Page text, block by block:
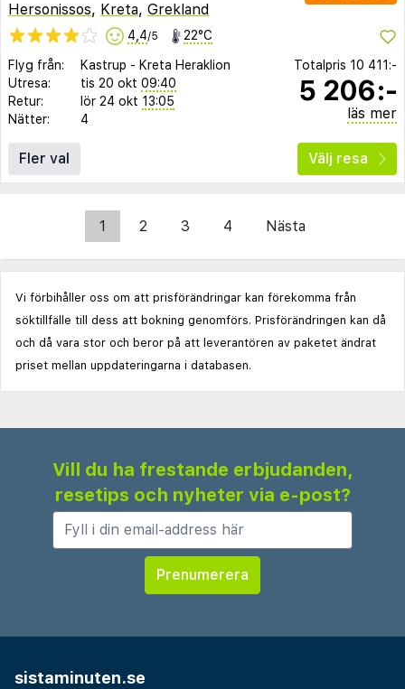
Hersonissos, Kreta, Grekland
4,4/5 22°C
Flyg från: Kastrup - Kreta Heraklion
Utresa:
tis 20 okt 09:40
Retur:
lör 24 okt 13:05
Nätter:
4
Totalpris 10 411:-
5 206:-
läs mer
Fler val Välj resa
1 2 3 4 Nästa
Vi förbihåller oss om att prisförändringar kan förekomma från
söktillfälle till dess att bokning genomförs. Prisförändringen kan då
och då vara stor och beror på att leverantören av paketet ändrat
priset mellan uppdateringarna i databasen.
Vill du ha frestande erbjudanden,
resetips och nyheter via e-post?
sistaminuten.se